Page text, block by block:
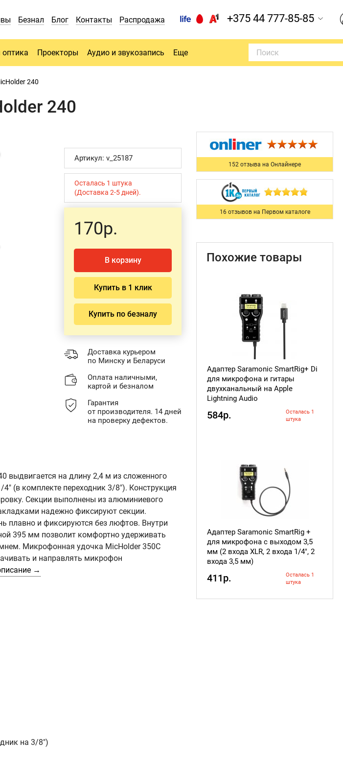
Безнал Блог Контакты Распродажа +375 44 777-85-85
оптика Проекторы Аудио и звукозапись Еще
240
240
Артикул: v_25187
Осталась 1 штука
(Доставка 2-5 дней).
170р.
В корзину
Купить в 1 клик
Купить по безналу
Доставка курьером
по Минску и Беларуси
Оплата наличными,
картой и безналом
Гарантия
от производителя. 14 дней
на проверку дефектов.
выдвигается на длину 2,4 м из сложенного
(в комплекте переходник 3/8"). Конструкция
Секции выполнены из алюминиевого
надежно фиксируют секции.
плавно и фиксируются без люфтов. Внутри
395 мм позволит комфортно удерживать
Микрофонная удочка MicHolder 350C
и направлять микрофон
→
на 3/8")
152 отзыва на Онлайнере
16 отзывов на Первом каталоге
Похожие товары
Адаптер Saramonic SmartRig+ Di
для микрофона и гитары
двухканальный на Apple
Lightning Audio
584р.
Осталась 1
штука
Адаптер Saramonic SmartRig +
для микрофона с выходом 3,5
мм (2 входа XLR, 2 входа 1/4", 2
входа 3,5 мм)
411р.
Осталась 1
штука